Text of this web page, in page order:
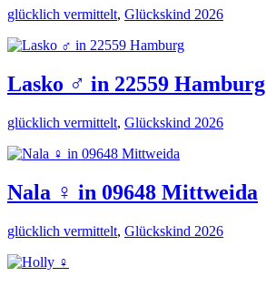
glücklich vermittelt, Glückskind 2026
Lasko ♂️ in 22559 Hamburg
glücklich vermittelt, Glückskind 2026
Nala ♀️ in 09648 Mittweida
glücklich vermittelt, Glückskind 2026